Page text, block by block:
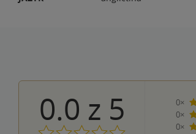
0.0 z 5 0×
0×
0×